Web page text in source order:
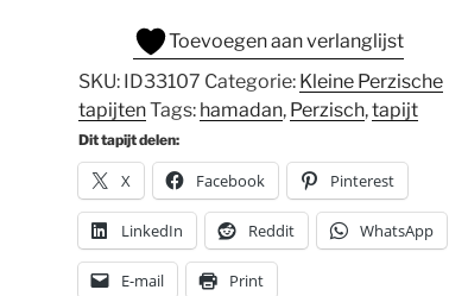
Toevoegen aan verlanglijst
SKU: ID33107 Categorie: Kleine Perzische
tapijtenTags: hamadan, Perzisch,tapijt
Dit tapijt delen:
X Facebook Pinterest
LinkedIn Reddit WhatsApp
E-mail Print